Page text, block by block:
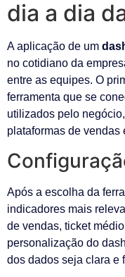
dia a dia
A aplicação de um
no cotidiano da
entre as equipes. O
ferramenta que se
utilizados pelo
plataformas de vendas
Após a escolha da
indicadores mais
de vendas, ticket
personalização do
dos dados seja clara e